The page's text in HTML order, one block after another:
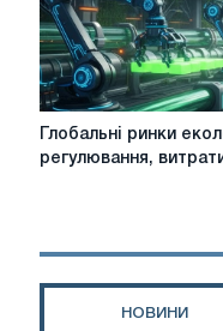
Глобальні
в
Глобальні ринки
регулювання, витрати
НОВИНИ